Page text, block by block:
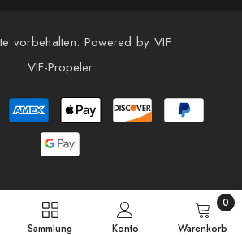
vorbehalten. Powered by VIF
VIF-Propeler
Payment
methods
Sammlung Konto Warenkorb
0